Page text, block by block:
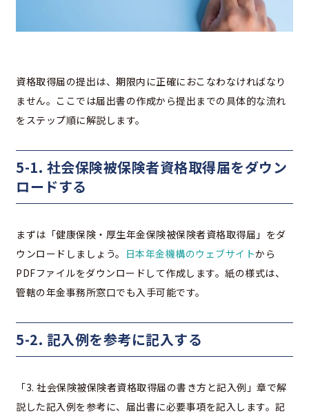
資格取得届の提出は、期限内に正確におこなわなければなり
ません。ここでは届出書の作成から提出までの具体的な流れ
をステップ順に解説します。
5-1. 社会保険被保険者資格取得届をダウン
ロードする
まずは「健康保険・厚生年金保険被保険者資格取得届」をダ
ウンロードしましょう。 日本年金機構のウェブサイトから
PDFファイルをダウンロードして作成します。紙の様式は、
管轄の年金事務所窓口でも入手可能です。
5-2. 記入例を参考に記入する
「3. 社会保険被保険者資格取得届の書き方と記入例」章で解
説した記入例を参考に、届出書に必要事項を記入します。記